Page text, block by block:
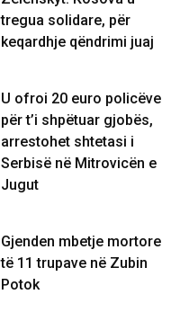
tregua solidare, për
keqardhje qëndrimi juaj
U ofroi 20 euro policëve
për t’i shpëtuar gjobës,
arrestohet shtetasi i
Serbisë në Mitrovicën e
Jugut
Gjenden mbetje mortore
të 11 trupave në Zubin
Potok